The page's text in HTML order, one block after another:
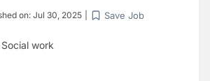
on: Jul 30, 2025 Save Job
work